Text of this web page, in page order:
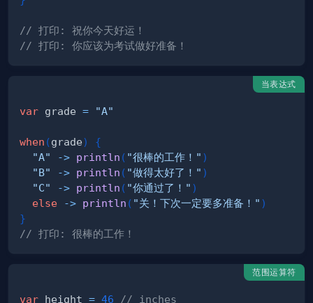
// 打印: 祝你今天好运！
// 打印: 你应该为考试做好准备！
当表达式
var grade = "A"
when (grade)
{
"A"
-> println ( "很棒的工作！" )
"B"
-> println ( "做得太好了！" )
"C"
-> println ( "你通过了！" )
else
-> println ( "关！下次一定要多准备！" )
}
// 打印: 很棒的工作！
范围运算符
var height = 46 // inches